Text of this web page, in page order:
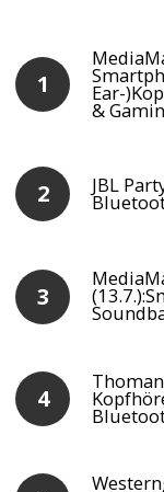
Ear-
&
JBL